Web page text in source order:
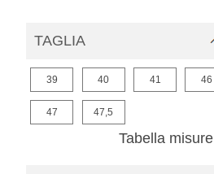
TAGLIA
39 40 41 46
47 47,5
Tabella misure